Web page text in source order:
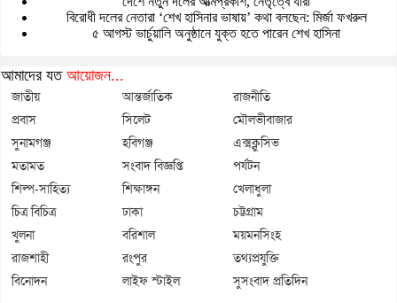
বিরোধী দলের নেতারা ‘শেখ হাসিনার ভাষায়’ কথা বলছেন: মির্জা ফখরুল
৫ আগস্ট ভার্চুয়ালি অনুষ্ঠানে যুক্ত হতে পারেন শেখ হাসিনা
আমাদের যত আয়োজন...
জাতীয় আন্তর্জাতিক
রাজনীতি
প্রবাস
সিলেট
মৌলভীবাজার
সুনামগঞ্জ
হবিগঞ্জ
এক্সক্লুসিভ
মতামত
সংবাদ বিজ্ঞপ্তি
পর্যটন
শিল্প-সাহিত্য
শিক্ষাঙ্গন
খেলাধুলা
চিত্র বিচিত্র
ঢাকা
চট্টগ্রাম
খুলনা
বরিশাল
ময়মনসিংহ
রাজশাহী
রংপুর
তথ্যপ্রযুক্তি
বিনোদন
লাইফ স্টাইল সুসংবাদ প্রতিদিন